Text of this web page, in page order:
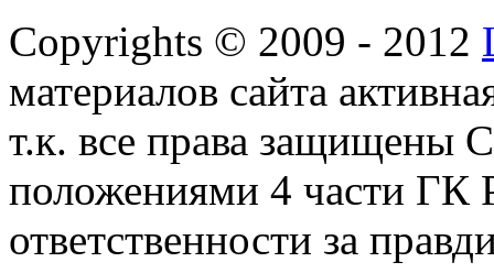
Copyrights © 2009 - 2012
материалов сайта
т.к. все права защищены
положениями 4 части ГК
ответственности за